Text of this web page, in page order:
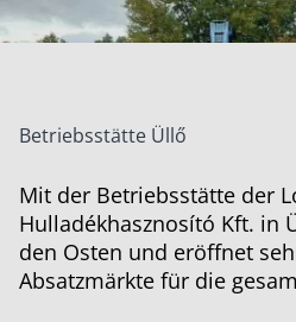
Betriebsstätte Üllő
Mit der Betriebsstätte der
Hulladékhasznosító Kft. in
den Osten und eröffnet
Absatzmärkte für die